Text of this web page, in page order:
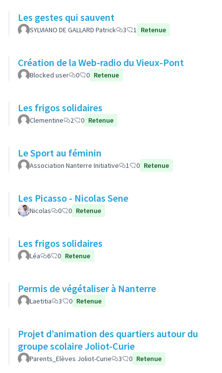
Les gestes qui sauvent
SYLVIANO DE GALLARD Patrick 3 1 Retenue
Création de la Web-radio du Vieux-Pont
Blocked user 0 0 Retenue
Les frigos solidaires
Clementine 2 0 Retenue
Le Sport au féminin
Association Nanterre Initiative 1 0 Retenue
Les Picasso - Nicolas Sene
Nicolas 0 0 Retenue
Les frigos solidaires
Léa 6 0 Retenue
Permis de végétaliser à Nanterre
Laetitia 3 0 Retenue
Projet d’animation des quartiers autour du
groupe scolaire Joliot-Curie
Parents_Elèves Joliot-Curie 3 0 Retenue